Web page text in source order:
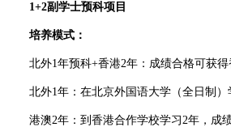
1+2副学士预科项目
培养模式：
北外1年预科+香港2年：成绩合格可获得
北外1年：在北京外国语大学（全日制）
港澳2年：到香港合作学校学习2年，成绩